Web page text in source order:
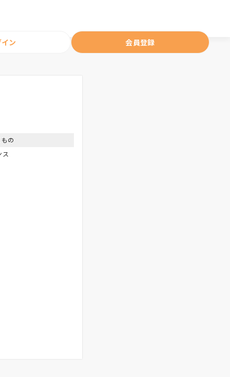
ン 会員登録
の
ス